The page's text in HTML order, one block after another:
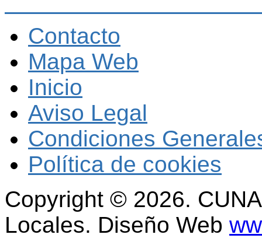
Contacto
Mapa Web
Inicio
Aviso Legal
Condiciones
Política de cookies
Copyright © 2026.
Locales. Diseño Web